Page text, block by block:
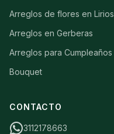
Arreglos de flores en Lirios
Arreglos en Gerberas
Arreglos para Cumpleaños
Bouquet
CONTACTO
3112178663